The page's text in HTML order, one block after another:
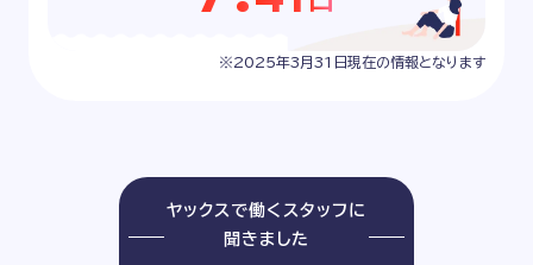
※2025年3月31日現在の情報となります
ヤックスで働くスタッフに
聞きました